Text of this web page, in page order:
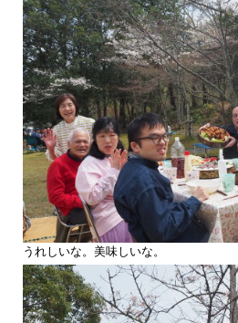
うれしいな。美味しいな。